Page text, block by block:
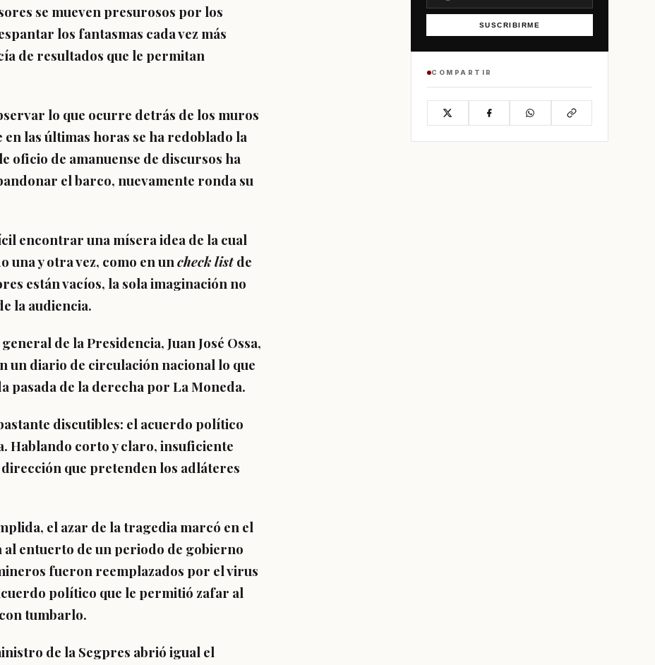
se mueven presurosos por los
los fantasmas cada vez más
de resultados que le permitan
lo que ocurre detrás de los muros
las últimas horas se ha redoblado la
oficio de amanuense de discursos ha
el barco, nuevamente ronda su
encontrar una mísera idea de la cual
y otra vez, como en uncheck listde
están vacíos, la sola imaginación no
la audiencia.
de la Presidencia, Juan José Ossa,
un diario de circulación nacional lo que
pasada de la derecha por La Moneda.
discutibles: el acuerdo político
Hablando corto y claro, insuficiente
que pretenden los adláteres
el azar de la tragedia marcó en el
al entuerto de un periodo de gobierno
fueron reemplazados por el virus
político que le permitió zafar al
tumbarlo.
de la Segpres abrió igual el
SUSCRIBIRME
COMPARTIR